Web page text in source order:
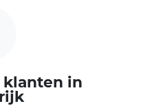
klanten in